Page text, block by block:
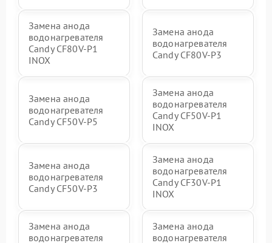
Замена анода
водонагревателя
Candy CF80V-P1
INOX
Замена анода
водонагревателя
Candy CF80V-P3
Замена анода
водонагревателя
Candy CF50V-P5
Замена анода
водонагревателя
Candy CF50V-P1
INOX
Замена анода
водонагревателя
Candy CF50V-P3
Замена анода
водонагревателя
Candy CF30V-P1
INOX
Замена анода
водонагревателя
Замена анода
водонагревателя